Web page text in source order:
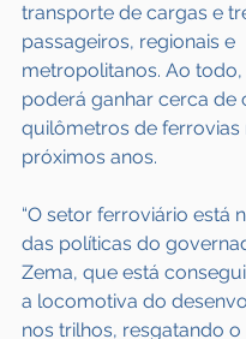
transporte de cargas e
passageiros, regionais e
metropolitanos. Ao todo,
poderá ganhar cerca de
quilômetros de ferrovias
próximos anos.
“O setor ferroviário está
das políticas do
Zema, que está
a locomotiva do
nos trilhos, resgatando o